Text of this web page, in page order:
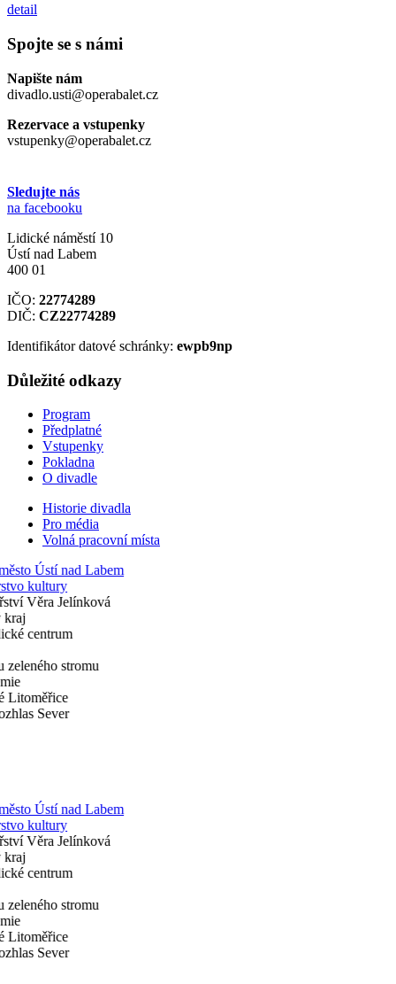
detail
Spojte se s námi
Napište nám
divadlo.usti@operabalet.cz
Rezervace a vstupenky
vstupenky@operabalet.cz
Sledujte nás
na facebooku
Lidické náměstí 10
Ústí nad Labem
400 01
IČO: 22774289
DIČ: CZ22774289
Identifikátor datové schránky: ewpb9np
Důležité odkazy
Program
Předplatné
Vstupenky
Pokladna
O divadle
Historie divadla
Pro média
Volná pracovní místa